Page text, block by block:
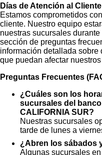
Días de Atención al
Estamos comprometidos
cliente. Nuestro equipo
nuestras sucursales
sección de preguntas
información detallada
que puedan afectar
Preguntas Frecuentes
¿Cuáles son los
sucursales del
CALIFORNIA SUR?
Nuestras sucursales
tarde de lunes a
¿Abren los sábados
Algunas sucursales